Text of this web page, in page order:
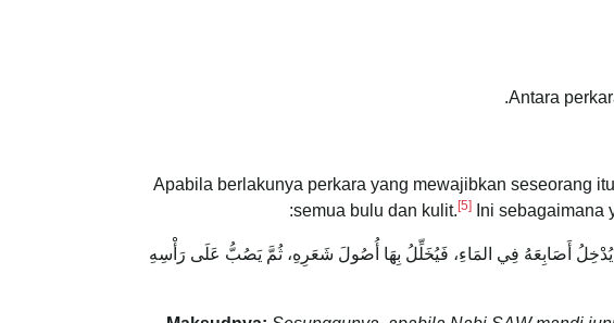
Antara
Apabila berlakunya perkara yang mewajibkan seseorang
semua bulu dan kulit. [5] Ini sebagaimana
يُدْخِلُ أَصَابِعَهُ فِي المَاءِ، فَيُخَلِّلُ بِهَا أُصُولَ شَعَرِهِ، ثُمَّ يَصُبُّ عَلَى رَأْسِهِ